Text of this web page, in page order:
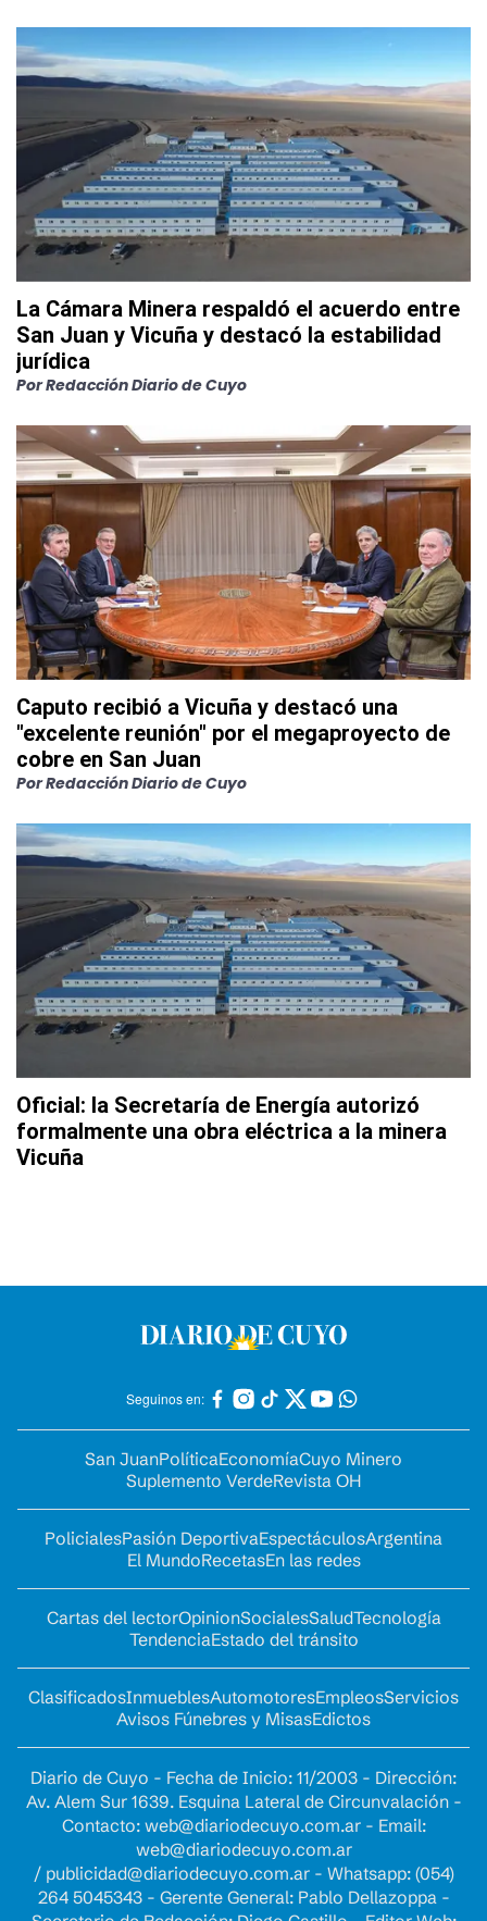
La Cámara Minera respaldó el acuerdo entre
San Juan y Vicuña y destacó la estabilidad
jurídica
PorRedacción Diario de Cuyo
Caputo recibió a Vicuña y destacó una
"excelente reunión" por el megaproyecto de
cobre en San Juan
PorRedacción Diario de Cuyo
Oficial: la Secretaría de Energía autorizó
formalmente una obra eléctrica a la minera
Vicuña
Seguinos en:
San JuanPolíticaEconomíaCuyo Minero
Suplemento VerdeRevista OH
PolicialesPasión DeportivaEspectáculosArgentina
El MundoRecetasEn las redes
Cartas del lectorOpinionSocialesSaludTecnología
TendenciaEstado del tránsito
ClasificadosInmueblesAutomotoresEmpleosServicios
Avisos Fúnebres y MisasEdictos
Diario de Cuyo - Fecha de Inicio: 11/2003 - Dirección:
Av. Alem Sur 1639. Esquina Lateral de Circunvalación -
Contacto: web@diariodecuyo.com.ar- Email:
web@diariodecuyo.com.ar
/ publicidad@diariodecuyo.com.ar- Whatsapp: (054)
264 5045343 - Gerente General: Pablo Dellazoppa -